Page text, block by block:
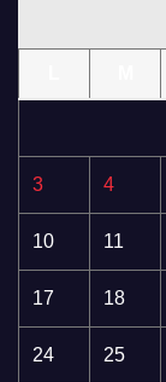
3 4
10 11
17 18
24 25